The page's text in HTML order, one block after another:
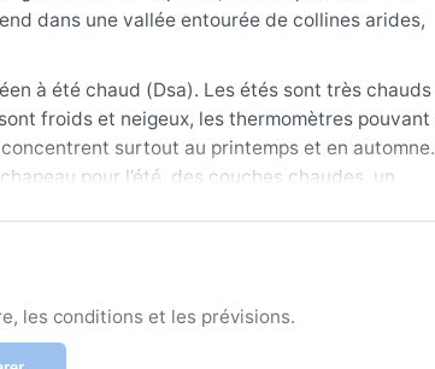
dans une vallée entourée de collines arides,
à été chaud (Dsa). Les étés sont très chauds
froids et neigeux, les thermomètres pouvant
surtout au printemps et en automne.
pour l’été, des couches chaudes, un
notables, perturbant parfois les
Des vents secs et poussiéreux,
extrêmes comme les cyclones ou les
des saisons iraniennes.
les conditions et les prévisions.